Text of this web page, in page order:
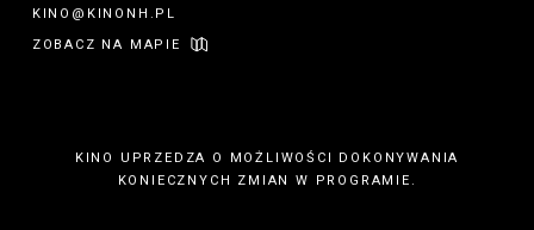
KINO@KINONH.PL
ZOBACZ NA MAPIE
KINO UPRZEDZA O MOŻLIWOŚCI DOKONYWANIA
KONIECZNYCH ZMIAN W PROGRAMIE.